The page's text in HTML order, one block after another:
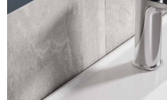
Formulár na vrátenie tovaru